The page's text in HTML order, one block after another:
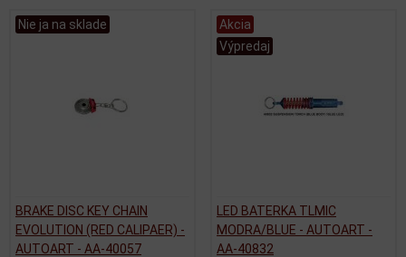
Nie ja na sklade
BRAKE DISC KEY CHAIN
EVOLUTION (RED CALIPAER) -
AUTOART - AA-40057
Akcia
Výpredaj
LED BATERKA TLMIC
MODRA/BLUE - AUTOART -
AA-40832